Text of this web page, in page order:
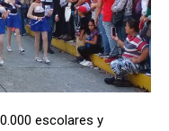
escolares y